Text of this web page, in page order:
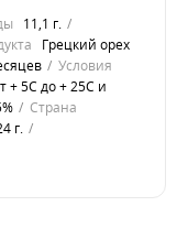
11,1 г.
Грецкий орех
Условия
+ 5С до + 25С и
Страна
г.